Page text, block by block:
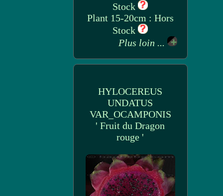
Stock
Plant 15-20cm : Hors
Stock
Plus loin ...
HYLOCEREUS
UNDATUS
VAR_OCAMPONIS
' Fruit du Dragon
rouge '